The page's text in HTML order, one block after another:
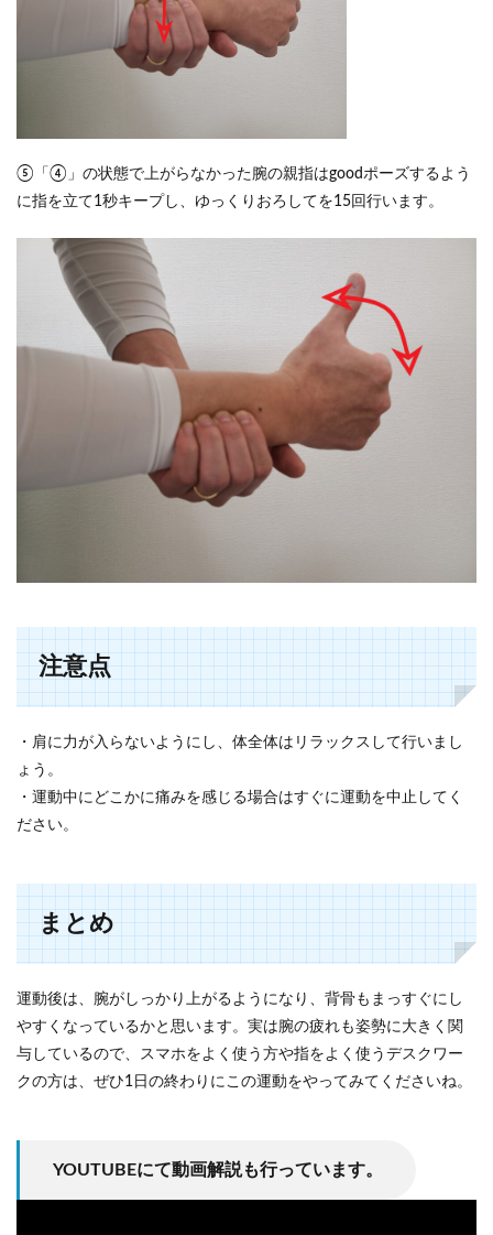
⑤「④」の状態で上がらなかった腕の親指はgoodポーズするよう
に指を立て1秒キープし、ゆっくりおろしてを15回行います。
注意点
・肩に力が入らないようにし、体全体はリラックスして行いまし
ょう。
・運動中にどこかに痛みを感じる場合はすぐに運動を中止してく
ださい。
まとめ
運動後は、腕がしっかり上がるようになり、背骨もまっすぐにし
やすくなっているかと思います。実は腕の疲れも姿勢に大きく関
与しているので、スマホをよく使う方や指をよく使うデスクワー
クの方は、ぜひ1日の終わりにこの運動をやってみてくださいね。
YOUTUBEにて動画解説も行っています。